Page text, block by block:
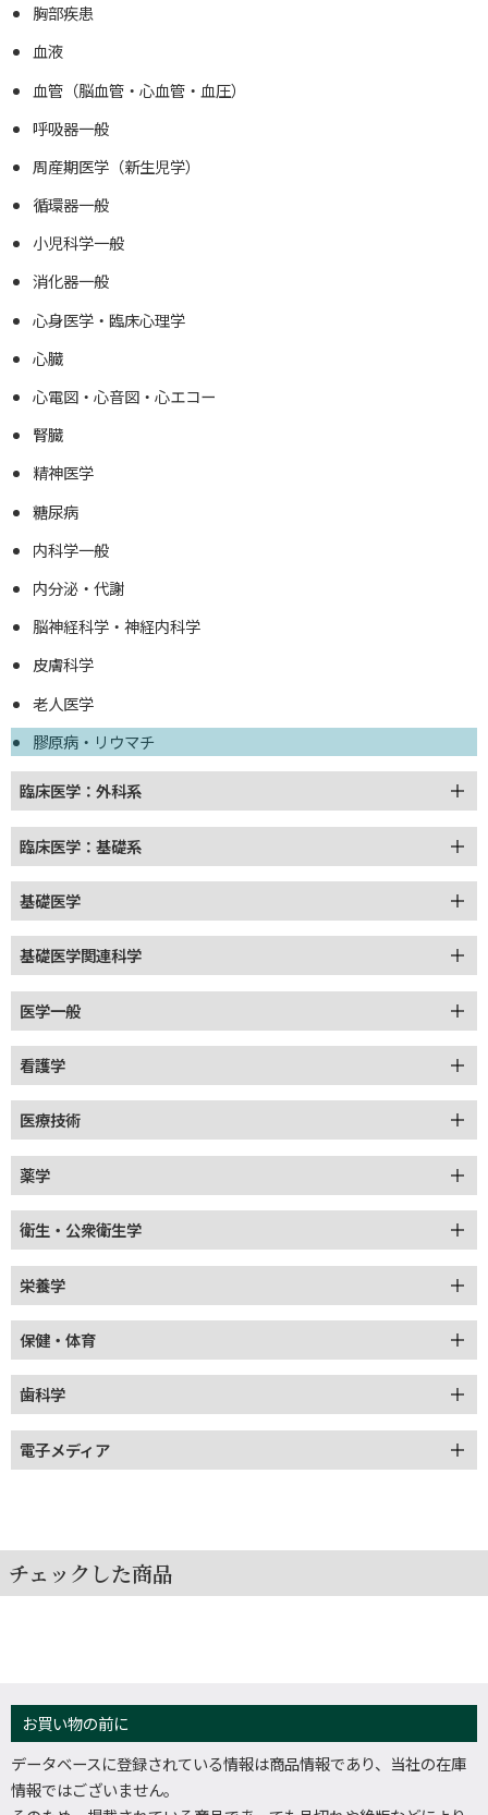
胸部疾患
血液
血管（脳血管・心血管・血圧）
呼吸器一般
周産期医学（新生児学）
循環器一般
小児科学一般
消化器一般
心身医学・臨床心理学
心臓
心電図・心音図・心エコー
腎臓
精神医学
糖尿病
内科学一般
内分泌・代謝
脳神経科学・神経内科学
皮膚科学
老人医学
膠原病・リウマチ
臨床医学：外科系
臨床医学：基礎系
基礎医学
基礎医学関連科学
医学一般
看護学
医療技術
薬学
衛生・公衆衛生学
栄養学
保健・体育
歯科学
電子メディア
チェックした商品
お買い物の前に
データベースに登録されている情報は商品情報であり、当社の在庫
情報ではございません。